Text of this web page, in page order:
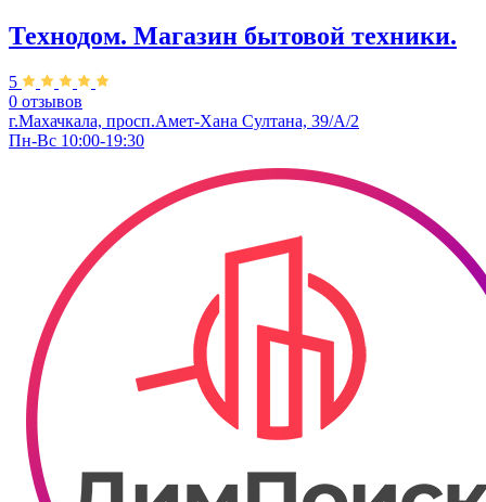
Технодом. Магазин бытовой техники.
5
0 отзывов
г.Махачкала, ​просп.​Амет-Хана Султана, 39/А/2
Пн-Вс 10:00-19:30